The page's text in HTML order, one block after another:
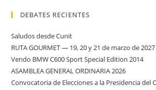
DEBATES RECIENTES
Saludos desde Cunit
RUTA GOURMET — 19, 20 y 21 de marzo de 2027
Vendo BMW C600 Sport Special Edition 2014
ASAMBLEA GENERAL ORDINARIA 2026
Convocatoria de Elecciones a la Presidencia del